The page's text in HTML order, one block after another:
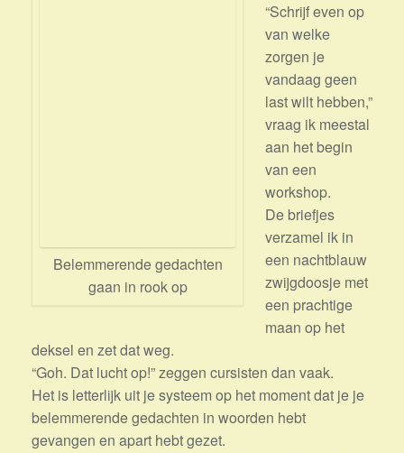
Belemmerende gedachten
gaan in rook op
“Schrijf even op
van welke
zorgen je
vandaag geen
last wilt hebben,”
vraag ik meestal
aan het begin
van een
workshop.
De briefjes
verzamel ik in
een nachtblauw
zwijgdoosje met
een prachtige
maan op het
deksel en zet dat weg.
“Goh. Dat lucht op!” zeggen cursisten dan vaak.
Het is letterlijk uit je systeem op het moment dat je je
belemmerende gedachten in woorden hebt
gevangen en apart hebt gezet.